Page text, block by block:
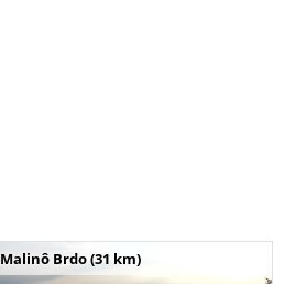
Malinô Brdo (31 km)